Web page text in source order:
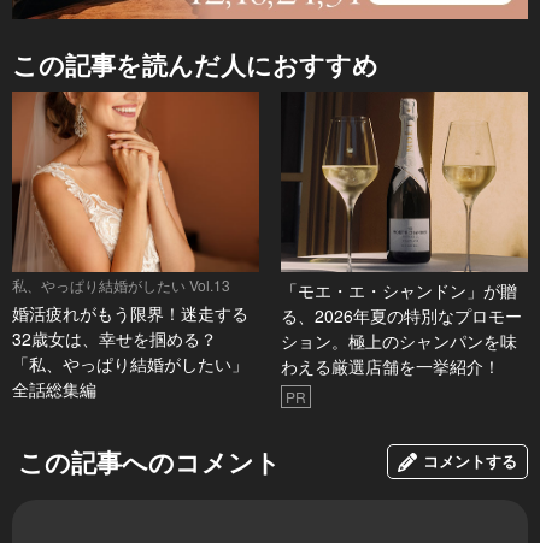
この記事を読んだ人におすすめ
私、やっぱり結婚がしたい Vol.13
婚活疲れがもう限界！迷走する
32歳女は、幸せを掴める？
「私、やっぱり結婚がしたい」
全話総集編
「モエ・エ・シャンドン」が贈
る、2026年夏の特別なプロモー
ション。極上のシャンパンを味
わえる厳選店舗を一挙紹介！
PR
この記事へのコメント コメントする